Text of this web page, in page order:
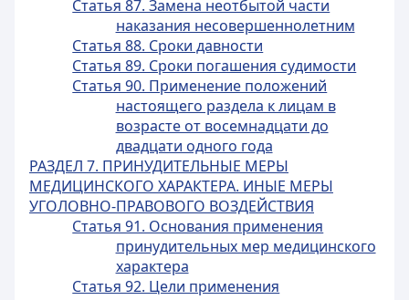
Статья 87. Замена неотбытой части
наказания несовершеннолетним
Статья 88. Сроки давности
Статья 89. Сроки погашения судимости
Статья 90. Применение положений
настоящего раздела к лицам в
возрасте от восемнадцати до
двадцати одного года
РАЗДЕЛ 7. ПРИНУДИТЕЛЬНЫЕ МЕРЫ
МЕДИЦИНСКОГО ХАРАКТЕРА. ИНЫЕ МЕРЫ
УГОЛОВНО-ПРАВОВОГО ВОЗДЕЙСТВИЯ
Статья 91. Основания применения
принудительных мер медицинского
характера
Статья 92. Цели применения